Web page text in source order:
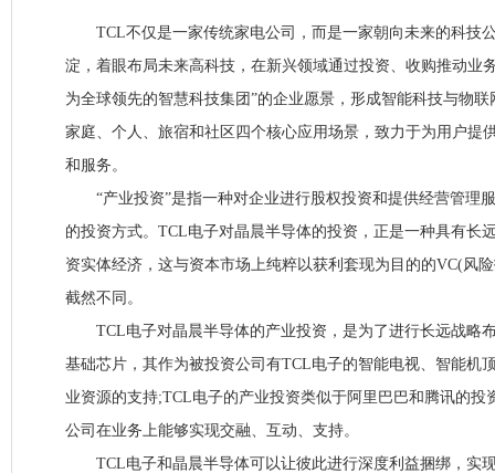
TCL不仅是一家传统家电公司，而是一家朝向未来的科技
淀，着眼布局未来高科技，在新兴领域通过投资、收购推动业
为全球领先的智慧科技集团”的企业愿景，形成智能科技与物
家庭、个人、旅宿和社区四个核心应用场景，致力于为用户提
和服务。
“产业投资”是指一种对企业进行股权投资和提供经营管理
的投资方式。TCL电子对晶晨半导体的投资，正是一种具有长
资实体经济，这与资本市场上纯粹以获利套现为目的的VC(风
截然不同。
TCL电子对晶晨半导体的产业投资，是为了进行长远战略
基础芯片，其作为被投资公司有TCL电子的智能电视、智能机
业资源的支持;TCL电子的产业投资类似于阿里巴巴和腾讯的投
公司在业务上能够实现交融、互动、支持。
TCL电子和晶晨半导体可以让彼此进行深度利益捆绑，实现